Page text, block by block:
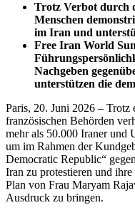
Trotz Verbot durch
Menschen
im Iran und
Free Iran World
Nachgeben
unterstützen die
Paris, 20. Juni 2026 – Trotz
französischen Behörden
mehr als 50.000 Iraner und
um im Rahmen der
Democratic Republic“
Iran zu protestieren und
Plan von Frau Maryam
Ausdruck zu bringen.